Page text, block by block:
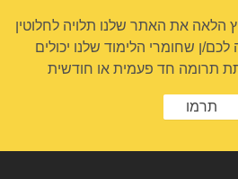
הלאה את האתר שלנו תלויה לחלוטין
ן שחומרי הלימוד שלנו יכולים
תרומה חד פעמית או חודשית
תרמו